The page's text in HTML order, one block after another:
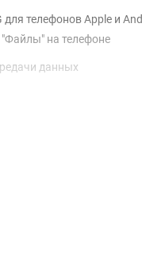
телефонов Apple и
на телефоне
данных